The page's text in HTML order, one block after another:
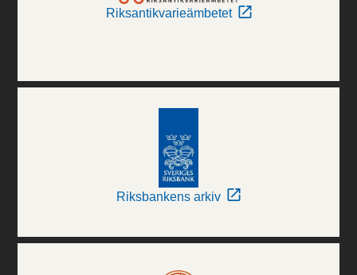
Riksantikvarieämbetet
Riksbankens arkiv